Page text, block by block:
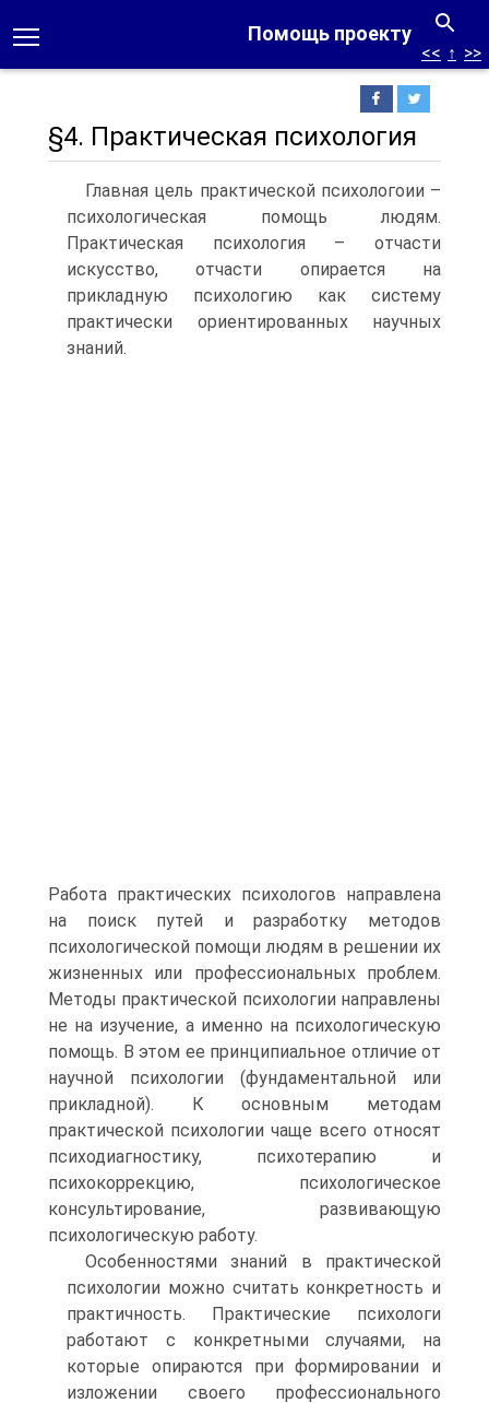
Помощь проекту
<< ↑ >>
§4. Практическая психология
Главная цель практической психологоии –
психологическая помощь людям.
Практическая психология – отчасти
искусство, отчасти опирается на
прикладную психологию как систему
практически ориентированных научных
знаний.
Работа практических психологов направлена
на поиск путей и разработку методов
психологической помощи людям в решении их
жизненных или профессиональных проблем.
Методы практической психологии направлены
не на изучение, а именно на психологическую
помощь. В этом ее принципиальное отличие от
научной психологии (фундаментальной или
прикладной). К основным методам
практической психологии чаще всего относят
психодиагностику, психотерапию и
психокоррекцию, психологическое
консультирование, развивающую
психологическую работу.
Особенностями знаний в практической
психологии можно считать конкретность и
практичность. Практические психологи
работают с конкретными случаями, на
которые опираются при формировании и
изложении своего профессионального